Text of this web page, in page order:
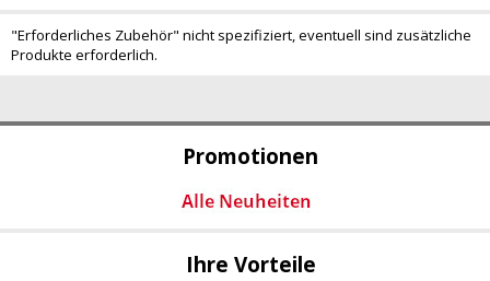
Promotionen
Ihre Vorteile
"Erforderliches Zubehör" nicht spezifiziert, eventuell sind zusätzliche
Produkte erforderlich.